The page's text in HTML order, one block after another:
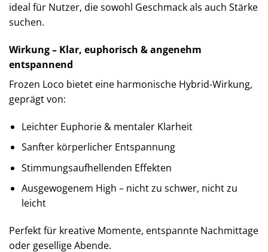
ideal für Nutzer, die sowohl Geschmack als auch Stärke
suchen.
Wirkung – Klar, euphorisch & angenehm
entspannend
Frozen Loco bietet eine harmonische Hybrid-Wirkung,
geprägt von:
Leichter Euphorie & mentaler Klarheit
Sanfter körperlicher Entspannung
Stimmungsaufhellenden Effekten
Ausgewogenem High – nicht zu schwer, nicht zu
leicht
Perfekt für kreative Momente, entspannte Nachmittage
oder gesellige Abende.